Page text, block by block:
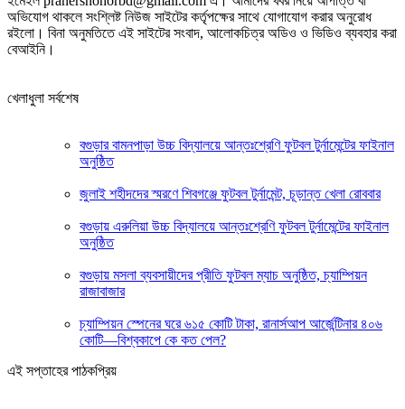
অভিযোগ থাকলে সংশ্লিষ্ট নিউজ সাইটের কর্তৃপক্ষের সাথে যোগাযোগ করার অনুরোধ
রইলো। বিনা অনুমতিতে এই সাইটের সংবাদ, আলোকচিত্র অডিও ও ভিডিও ব্যবহার করা
বেআইনি।
খেলাধুলা সর্বশেষ
বগুড়ার বামনপাড়া উচ্চ বিদ্যালয়ে আন্তঃশ্রেণি ফুটবল টুর্নামেন্টের ফাইনাল
অনুষ্ঠিত
‎জুলাই শহীদদের স্মরণে শিবগঞ্জে ফুটবল টুর্নামেন্ট, চূড়ান্ত খেলা রোববার
‎বগুড়ায় এরুলিয়া উচ্চ বিদ্যালয়ে আন্তঃশ্রেণি ফুটবল টুর্নামেন্টের ফাইনাল
অনুষ্ঠিত
বগুড়ায় মসলা ব্যবসায়ীদের প্রীতি ফুটবল ম্যাচ অনুষ্ঠিত, চ্যাম্পিয়ন
রাজাবাজার
চ্যাম্পিয়ন স্পেনের ঘরে ৬১৫ কোটি টাকা, রানার্সআপ আর্জেন্টিনার ৪০৬
কোটি—বিশ্বকাপে কে কত পেল?
এই সপ্তাহের পাঠকপ্রিয়